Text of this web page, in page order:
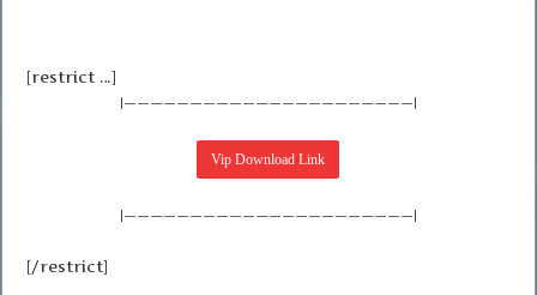
[restrict …]
|——————————————————————|
|——————————————————————|
[/restrict]